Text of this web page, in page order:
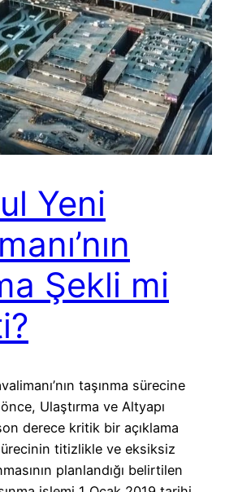
Yeni
Şekli mi
taşınma sürecine
Ulaştırma ve Altyapı
derece kritik bir açıklama
titizlikle ve eksiksiz
planlandığı belirtilen